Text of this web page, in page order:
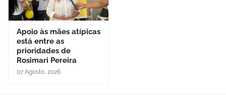
Apoio às mães atípicas
está entre as
prioridades de
Rosimari Pereira
07 Agosto, 2026